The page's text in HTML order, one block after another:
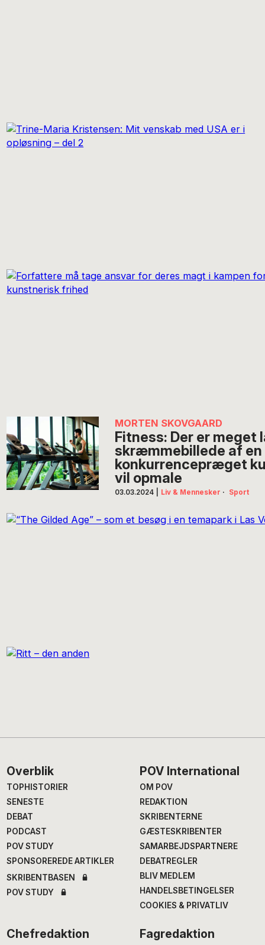
MORTEN SKOVGAARD
Fitness: Der er meget
skræmmebillede af
konkurrencepræget
vil opmale
03.03.2024 Liv & Mennesker · Sport
Footer
Overblik
TOPHISTORIER
SENESTE
DEBAT
PODCAST
POV STUDY
SPONSOREREDE ARTIKLER
SKRIBENTBASEN
POV STUDY
POV International
OM POV
REDAKTION
SKRIBENTERNE
GÆSTESKRIBENTER
SAMARBEJDSPARTNERE
DEBATREGLER
BLIV MEDLEM
HANDELSBETINGELSER
COOKIES & PRIVATLIV
Chefredaktion Fagredaktion